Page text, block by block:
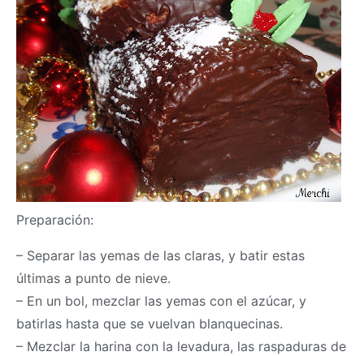
Preparación:
– Separar las yemas de las claras, y batir estas
últimas a punto de nieve.
– En un bol, mezclar las yemas con el azúcar, y
batirlas hasta que se vuelvan blanquecinas.
– Mezclar la harina con la levadura, las raspaduras de